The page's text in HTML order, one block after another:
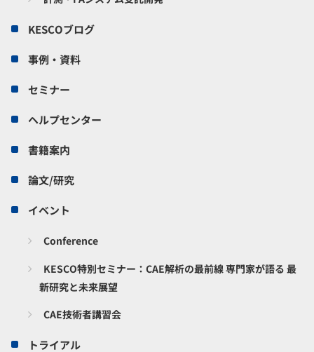
KESCOブログ
事例・資料
セミナー
ヘルプセンター
書籍案内
論文/研究
イベント
Conference
KESCO特別セミナー：CAE解析の最前線 専門家が語る 最
新研究と未来展望
CAE技術者講習会
トライアル